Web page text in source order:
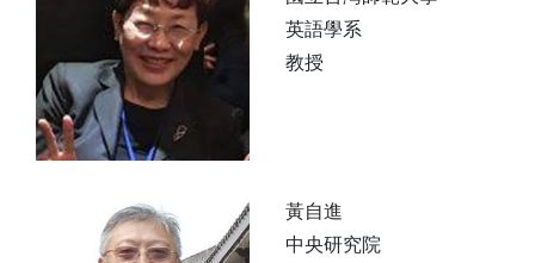
英語學系
教授
黃自進
中央研究院